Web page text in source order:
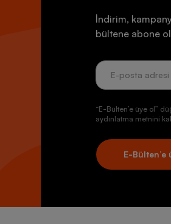
İndirim,
bültene abone
“E-Bülten’e üye ol”
aydınlatma metnini
E-Bülten’e